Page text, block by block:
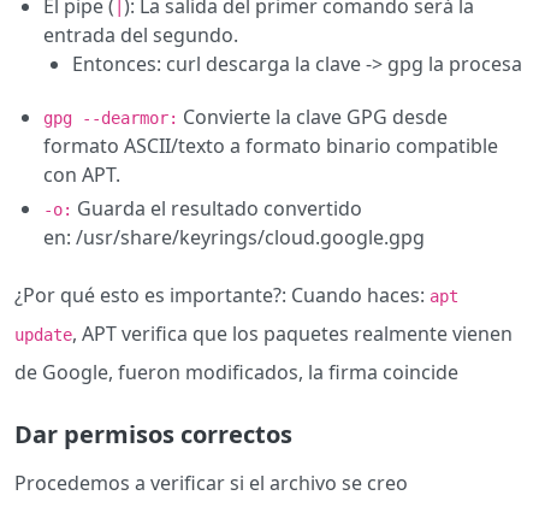
El pipe ( ): La salida del primer comando será la
entrada del segundo.
Entonces: curl descarga la clave -> gpg la procesa
gpg --dearmor: Convierte la clave GPG desde
formato ASCII/texto a formato binario compatible
con APT.
-o: Guarda el resultado convertido
en: /usr/share/keyrings/cloud.google.gpg
¿Por qué esto es importante?: Cuando haces: apt
update, APT verifica que los paquetes realmente vienen
de Google, fueron modificados, la firma coincide
Dar permisos correctos
Procedemos a verificar si el archivo se creo